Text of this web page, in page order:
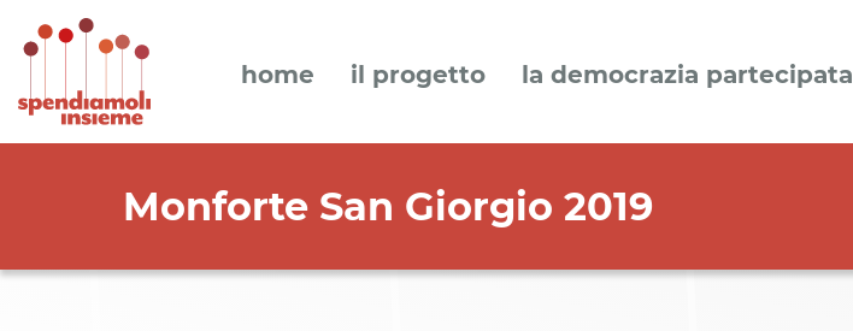
home il progetto la democrazia partecipata
Monforte San Giorgio 2019